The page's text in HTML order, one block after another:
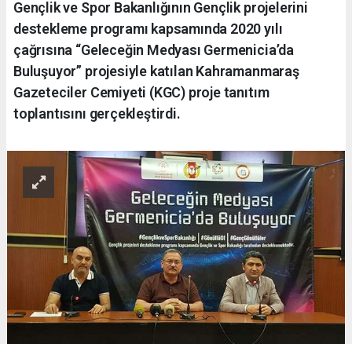
Gençlik ve Spor Bakanlığının Gençlik projelerini
destekleme programı kapsamında 2020 yılı
çağrısına “Geleceğin Medyası Germenicia’da
Buluşuyor” projesiyle katılan Kahramanmaraş
Gazeteciler Cemiyeti (KGC) proje tanıtım
toplantısını gerçekleştirdi.